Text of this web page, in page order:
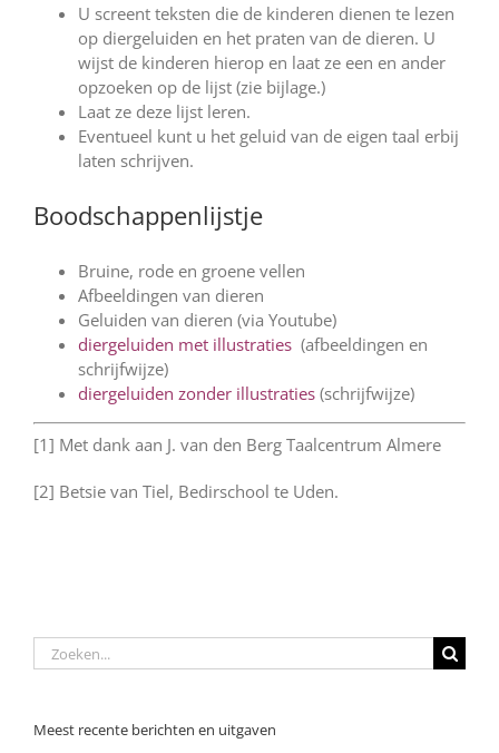
U screent teksten die de kinderen dienen te lezen
op diergeluiden en het praten van de dieren. U
wijst de kinderen hierop en laat ze een en ander
opzoeken op de lijst (zie bijlage.)
Laat ze deze lijst leren.
Eventueel kunt u het geluid van de eigen taal erbij
laten schrijven.
Boodschappenlijstje
Bruine, rode en groene vellen
Afbeeldingen van dieren
Geluiden van dieren (via Youtube)
diergeluiden met illustraties (afbeeldingen en
schrijfwijze)
diergeluiden zonder illustraties (schrijfwijze)
[1] Met dank aan J. van den Berg Taalcentrum Almere
[2] Betsie van Tiel, Bedirschool te Uden.
Zoeken
naar:
Meest recente berichten en uitgaven